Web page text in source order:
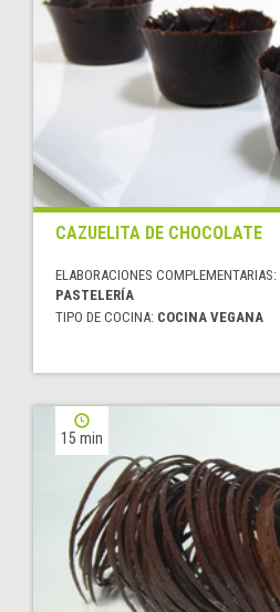
CAZUELITA DE CHOCOLATE
ELABORACIONES COMPLEMENTARIAS:
PASTELERÍA
TIPO DE COCINA: COCINA VEGANA
15 min